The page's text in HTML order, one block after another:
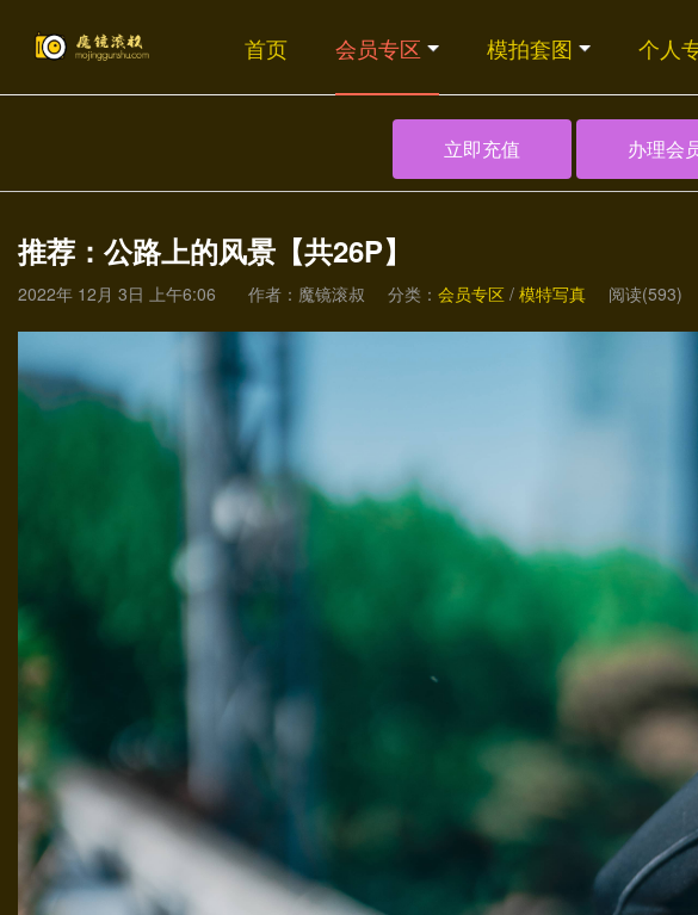
首页 会员专区 模拍套图 个人
立即充值 办理会
推荐：公路上的风景【共26P】
2022年 12月 3日 上午6:06 作者：魔镜滚叔 分类： 会员专区 / 模特写真 阅读(593)